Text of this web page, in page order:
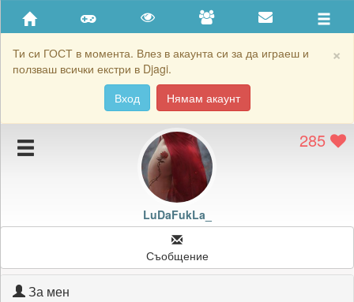
×
Ти си ГОСТ в момента. Влез в акаунта си за да играеш и
ползваш всички екстри в Djagi.
Вход
Нямам акаунт
Приятели
Хронология на игри
Подаръците на LuDaFukLa_
Картичките на LuDaFukLa_
Блокирай LuDaFukLa_
285
LuDaFukLa_
Съобщение
За мен